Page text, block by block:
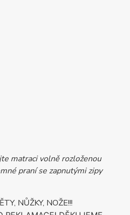
matraci volně rozloženou
praní se zapnutými zipy
NŮŽKY, NOŽE!!!